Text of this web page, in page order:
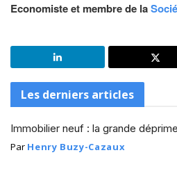
Economiste et membre de la
Les derniers articles
Immobilier neuf : la grande déprime
Par Henry Buzy-Cazaux